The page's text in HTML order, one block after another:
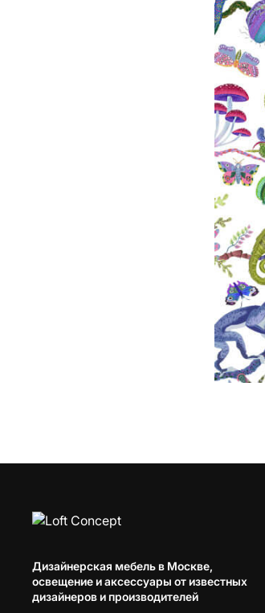
Дизайнерская мебель в Москве,
освещение и аксессуары от известных
дизайнеров и производителей